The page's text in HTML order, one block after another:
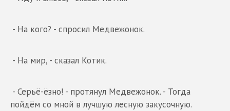
- На кого? - спросил Медвежонок.
- На мир, - сказал Котик.
- Серьё-ёзно! - протянул Медвежонок. - Тогда
пойдём со мной в лучшую лесную закусочную.